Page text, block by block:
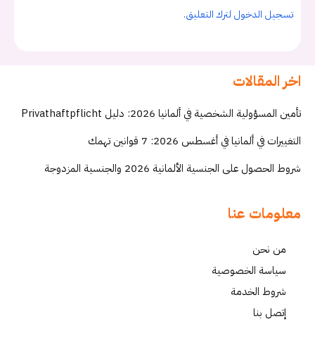
تسجيل الدخول لترك التعليق.
اخر المقالات
تأمين المسؤولية الشخصية في ألمانيا 2026: دليل Privathaftpflicht
التغييرات في ألمانيا في أغسطس 2026: 7 قوانين تهمك
شروط الحصول على الجنسية الألمانية 2026 والجنسية المزدوجة
معلومات عنا
من نحن
سياسة الخصوصية
شروط الخدمة
إتصل بنا